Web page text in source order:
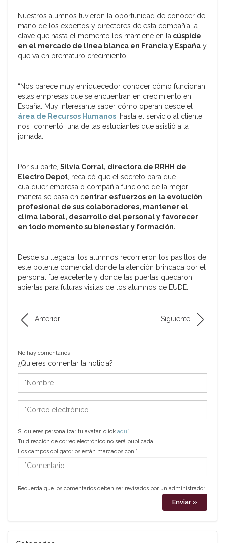
Nuestros alumnos tuvieron la oportunidad de conocer de
mano de los expertos y directores de esta compañía la
clave que hasta el momento los mantiene en la cúspide
en el mercado de línea blanca en Francia y España y
que va en prematuro crecimiento.
“Nos parece muy enriquecedor conocer cómo funcionan
estas empresas que se encuentran en crecimiento en
España. Muy interesante saber cómo operan desde el
área de Recursos Humanos, hasta el servicio al cliente”,
nos comentó una de las estudiantes que asistió a la
jornada.
Por su parte, Silvia Corral, directora de RRHH de
Electro Depot, recalcó que el secreto para que
cualquier empresa o compañía funcione de la mejor
manera se basa en centrar esfuerzos en la evolución
profesional de sus colaboradores, mantener el
clima laboral, desarrollo del personal y favorecer
en todo momento su bienestar y formación.
Desde su llegada, los alumnos recorrieron los pasillos de
este potente comercial donde la atención brindada por el
personal fue excelente y donde las puertas quedaron
abiertas para futuras visitas de los alumnos de EUDE.
Anterior Siguiente
No hay comentarios
¿Quieres comentar la noticia?
*Nombre
*Correo
electrónico
Si quieres personalizar tu avatar, click aquí.
Tu dirección de correo electrónico no será publicada.
Los campos obligatorios están marcados con *
*Comentario
Recuerda que los comentarios deben ser revisados por un administrador.